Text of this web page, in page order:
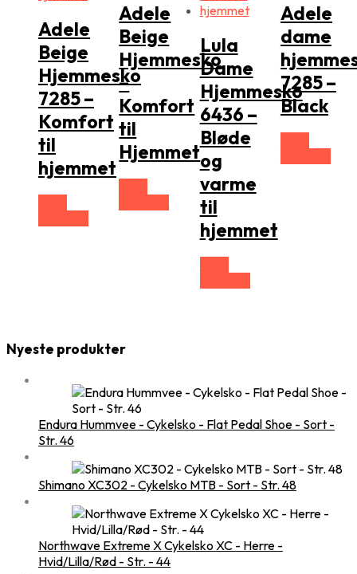
Adele
Beige
Hjemmesko
7285 –
Komfort
til
hjemmet
Adele
Beige
Hjemmesko
–
Komfort
til
Hjemmet
Lula
Dame
Hjemmesko
6436 –
Bløde
og
varme
til
hjemmet
Adele
dame
7285 –
Black
Nyeste produkter
Endura Hummvee - Cykelsko - Flat Pedal Shoe - Sort -
Str. 46
Shimano XC302 - Cykelsko MTB - Sort - Str. 48
Northwave Extreme X Cykelsko XC - Herre -
Hvid/Lilla/Rød - Str. - 44